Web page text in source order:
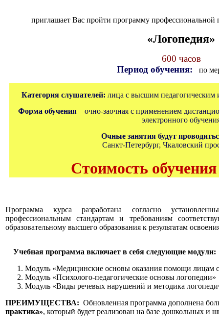
приглашает Вас пройти программу
«Логопедия»
600 часов
Период обучения:
по
Категория слушателей: лица с высшим педагогическим
Форма обучения – очно-заочная с применением
электронного
Очные занятия будут
Санкт-Петербург, Чкаловский
Стоимость
Программа курса разработана согласно
профессиональным стандартам и требованиям
образовательному высшего образования к результатам
Учебная программа включает в себя следующие модули:
Модуль «Медицинские основы оказания помощи лицам
Модуль «Психолого-педагогические основы логопедии»
Модуль «Виды речевых нарушений и методика
ПРЕИМУЩЕСТВА: Обновленная программа дополнена
практика», который будет реализован на базе дошкольных и